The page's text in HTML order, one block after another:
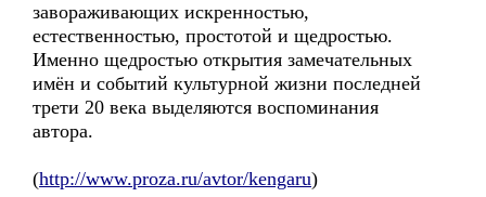
завораживающих искренностью,
естественностью, простотой и щедростью.
Именно щедростью открытия замечательных
имён и событий культурной жизни последней
трети 20 века выделяются воспоминания
автора.
(http://www.proza.ru/avtor/kengaru)